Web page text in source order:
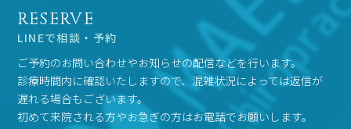
RESERVE
LINEで相談・予約
ご予約のお問い合わせやお知らせの配信などを行います。
診療時間内に確認いたしますので、混雑状況によっては返信が
遅れる場合もございます。
初めて来院される方やお急ぎの方はお電話でお願いします。